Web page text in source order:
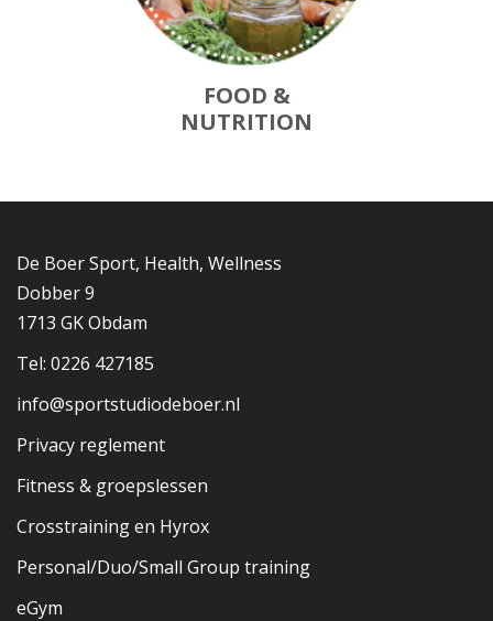
FOOD &
NUTRITION
De Boer Sport, Health, Wellness
Dobber 9
1713 GK Obdam
Tel: 0226 427185
info@sportstudiodeboer.nl
Privacy reglement
Fitness & groepslessen
Crosstraining en Hyrox
Personal/Duo/Small Group training
eGym